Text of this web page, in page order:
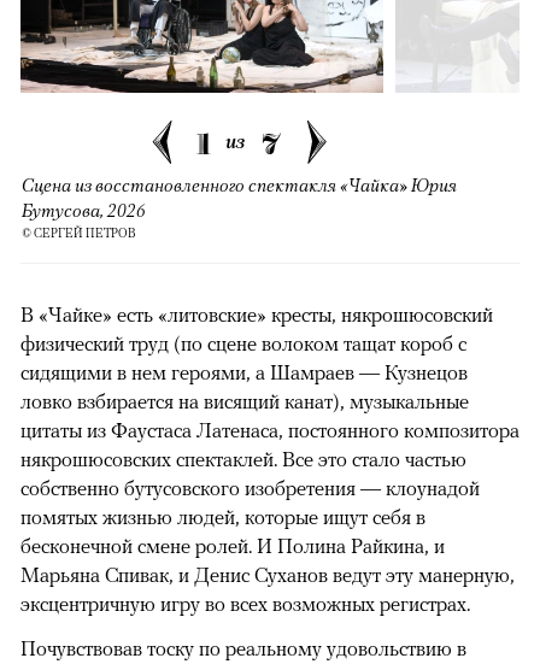
1 из 7
Сцена из восстановленного спектакля «Чайка» Юрия
Бутусова, 2026
© СЕРГЕЙ ПЕТРОВ
В «Чайке» есть «литовские» кресты, някрошюсовский
физический труд (по сцене волоком тащат короб с
сидящими в нем героями, а Шамраев — Кузнецов
ловко взбирается на висящий канат), музыкальные
цитаты из Фаустаса Латенаса, постоянного композитора
някрошюсовских спектаклей. Все это стало частью
собственно бутусовского изобретения — клоунадой
помятых жизнью людей, которые ищут себя в
бесконечной смене ролей. И Полина Райкина, и
Марьяна Спивак, и Денис Суханов ведут эту манерную,
эксцентричную игру во всех возможных регистрах.
Почувствовав тоску по реальному удовольствию в